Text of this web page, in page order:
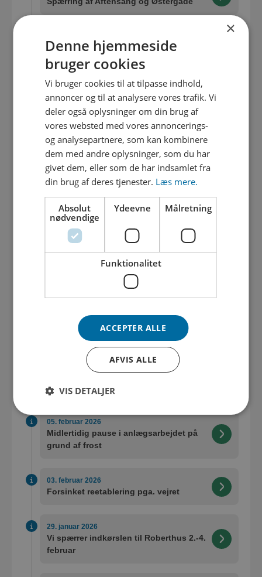
Adgang til Overgårdvej
28. april 2026
Spærringen af krydset Aftensang/
Østergade udsat til mandag den 4. maj
27. april 2026
Krydset Aftensang/Østergade spærres
29. april-10. maj
27. marts 2026
Åbning af Tybovej og opstart på
Østergade
Krydset er åbent og parkering tilladt på
Tybovej til Folketingsvalget den 24.
16. marts 2026
Asfalt i uge 12 og 13
Opstart den 23. februar efter vejrpause
05. februar 2026
Midlertidig pause i anlægsarbejdet på
grund af frost
03. februar 2026
Forsinket reetablering pga. vejret
29. januar 2026
Vi spærrer indkørslen til Roberthus 2.-4.
februar
×
Denne hjemmeside
bruger cookies
Vi bruger cookies til at tilpasse indhold,
annoncer og til at analysere vores trafik. Vi
deler også oplysninger om din brug af
vores websted med vores annoncerings-
og analysepartnere, som kan kombinere
dem med andre oplysninger, som du har
givet dem, eller som de har indsamlet fra
din brug af deres tjenester. Læs mere.
Absolut
nødvendige
Ydeevne Målretning
Funktionalitet
ACCEPTER ALLE
AFVIS ALLE
VIS DETALJER